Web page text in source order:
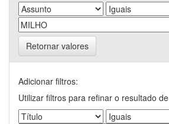
Retornar valores
Adicionar filtros:
Utilizar filtros para refinar o resultado